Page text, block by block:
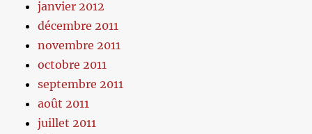
janvier 2012
décembre 2011
novembre 2011
octobre 2011
septembre 2011
août 2011
juillet 2011